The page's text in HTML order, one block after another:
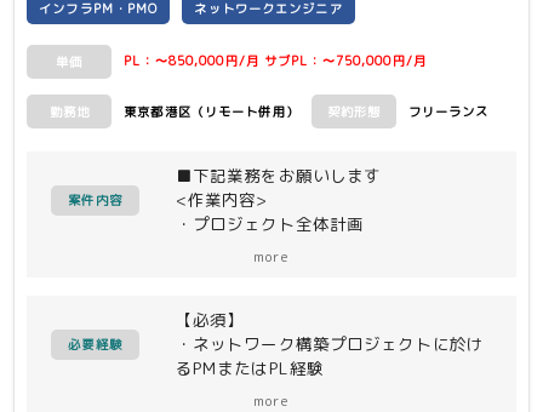
インフラPM・PMO ネットワークエンジニア
単価 PL：〜850,000円/月 サブPL：〜750,000円/月
勤務地 東京都港区（リモート併用） 契約形態 フリーランス
案件内容
■下記業務をお願いします
<作業内容>
・プロジェクト全体計画
との打ち合わせ/調整
・仕様検討/要件定義/基本設計/詳細設
計/設計書レビュー
・ベンダーコントロール(構築/テスト工
more
必要経験
【必須】
・ネットワーク構築プロジェクトに於け
るPMまたはPL経験
more